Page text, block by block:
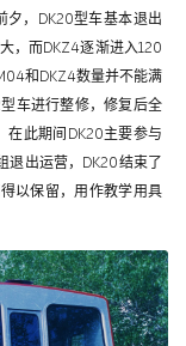
，DK20型车基本退出
，而DKZ4逐渐进入120
和DKZ4数量并不能满
车进行整修，修复后全
在此期间DK20主要参与
退出运营，DK20结束了
以保留，用作教学用具